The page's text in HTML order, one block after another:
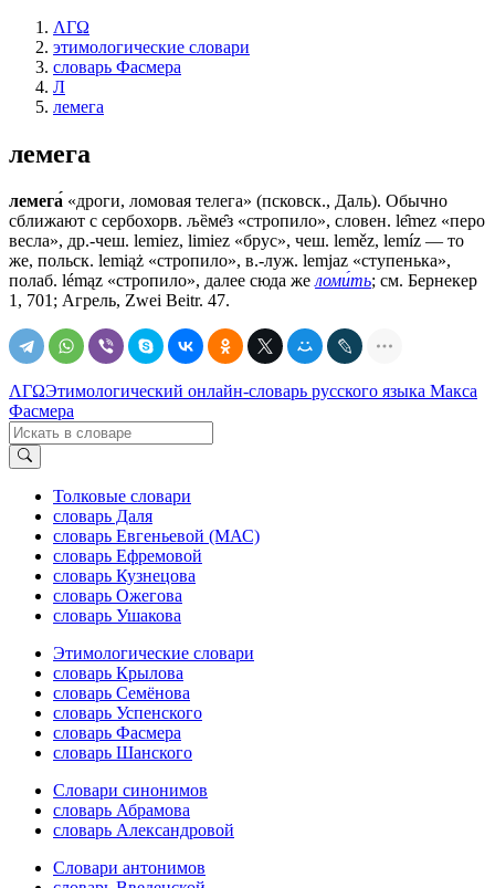
ΛΓΩ
этимологические словари
словарь Фасмера
Л
лемега
лемега
лемега́ «дроги, ломовая телега» (псковск., Даль). Обычно
сближают с сербохорв. љȅме̑з «стропило», словен. lе̑mеz «перо
весла», др.-чеш. lemiez, limiez «брус», чеш. leměz, lemíz — то
же, польск. lemiąż «стропило», в.-луж. lemjaz «ступенька»,
полаб. lémąz «стропило», далее сюда же ломи́ть; см. Бернекер
1, 701; Агрель, Zwei Beitr. 47.
ΛΓΩЭтимологический онлайн-словарь русского языка Макса
Фасмера
Толковые словари
словарь Даля
словарь Евгеньевой (МАС)
словарь Ефремовой
словарь Кузнецова
словарь Ожегова
словарь Ушакова
Этимологические словари
словарь Крылова
словарь Семёнова
словарь Успенского
словарь Фасмера
словарь Шанского
Словари синонимов
словарь Абрамова
словарь Александровой
Словари антонимов